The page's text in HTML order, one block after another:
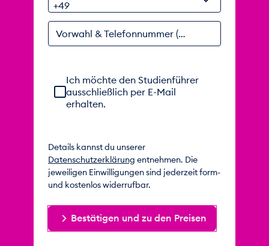
Vorwahl & Telefonnummer (optional)
Ich möchte den Studienführer
ausschließlich per E-Mail
erhalten.
Details kannst du unserer
Datenschutzerklärung entnehmen. Die
jeweiligen Einwilligungen sind jederzeit form-
und kostenlos widerrufbar.
Bestätigen und zu den Preisen